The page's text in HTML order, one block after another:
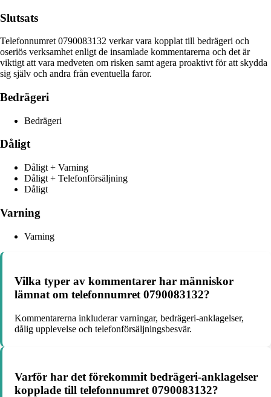
Slutsats
Telefonnumret 0790083132 verkar vara kopplat till bedrägeri och
oseriös verksamhet enligt de insamlade kommentarerna och det är
viktigt att vara medveten om risken samt agera proaktivt för att skydda
sig själv och andra från eventuella faror.
Bedrägeri
Bedrägeri
Dåligt
Dåligt + Varning
Dåligt + Telefonförsäljning
Dåligt
Varning
Varning
Vilka typer av kommentarer har människor
lämnat om telefonnumret 0790083132?
Kommentarerna inkluderar varningar, bedrägeri-anklagelser,
dålig upplevelse och telefonförsäljningsbesvär.
Varför har det förekommit bedrägeri-anklagelser
kopplade till telefonnumret 0790083132?